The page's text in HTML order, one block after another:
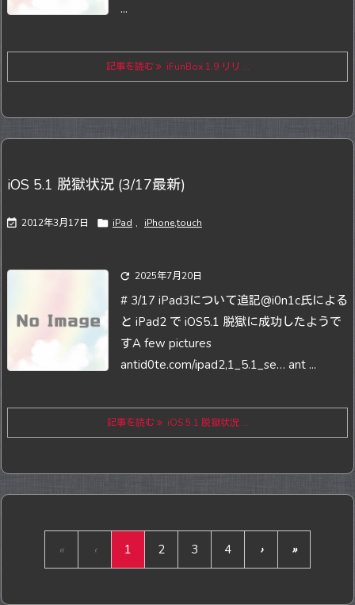
...
記事を読む iFunBox 1.9 リリ ...
iOS 5.1 脱獄状況 (3/17最新)
 2012年3月17日  iPad , iPhone,touch
 2025年7月20日
# 3/17 iPad3について追記@i0n1c氏による
と iPad2 で iOS5.1 脱獄に成功したようで
すA few pictures
antid0te.com/ipad2,1_5.1_se… ant ...
記事を読む iOS 5.1 脱獄状況 ...
« ‹ 1 2 3 4 › »